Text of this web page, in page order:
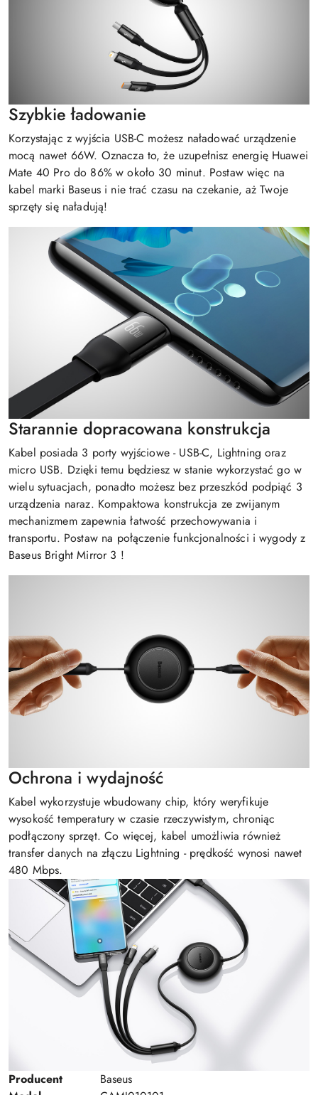
Szybkie ładowanie
Korzystając z wyjścia USB-C możesz naładować urządzenie
mocą nawet 66W. Oznacza to, że uzupełnisz energię Huawei
Mate 40 Pro do 86% w około 30 minut. Postaw więc na
kabel marki Baseus i nie trać czasu na czekanie, aż Twoje
sprzęty się naładują!
Starannie dopracowana konstrukcja
Kabel posiada 3 porty wyjściowe - USB-C, Lightning oraz
micro USB. Dzięki temu będziesz w stanie wykorzystać go w
wielu sytuacjach, ponadto możesz bez przeszkód podpiąć 3
urządzenia naraz. Kompaktowa konstrukcja ze zwijanym
mechanizmem zapewnia łatwość przechowywania i
transportu. Postaw na połączenie funkcjonalności i wygody z
Baseus Bright Mirror 3 !
Ochrona i wydajność
Kabel wykorzystuje wbudowany chip, który weryfikuje
wysokość temperatury w czasie rzeczywistym, chroniąc
podłączony sprzęt. Co więcej, kabel umożliwia również
transfer danych na złączu Lightning - prędkość wynosi nawet
480 Mbps.
Producent
Baseus